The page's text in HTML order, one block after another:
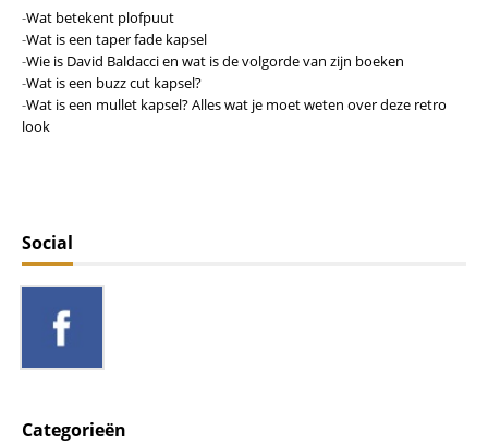
-Wat betekent plofpuut
-Wat is een taper fade kapsel
-Wie is David Baldacci en wat is de volgorde van zijn boeken
-Wat is een buzz cut kapsel?
-Wat is een mullet kapsel? Alles wat je moet weten over deze retro
look
Social
Categorieën